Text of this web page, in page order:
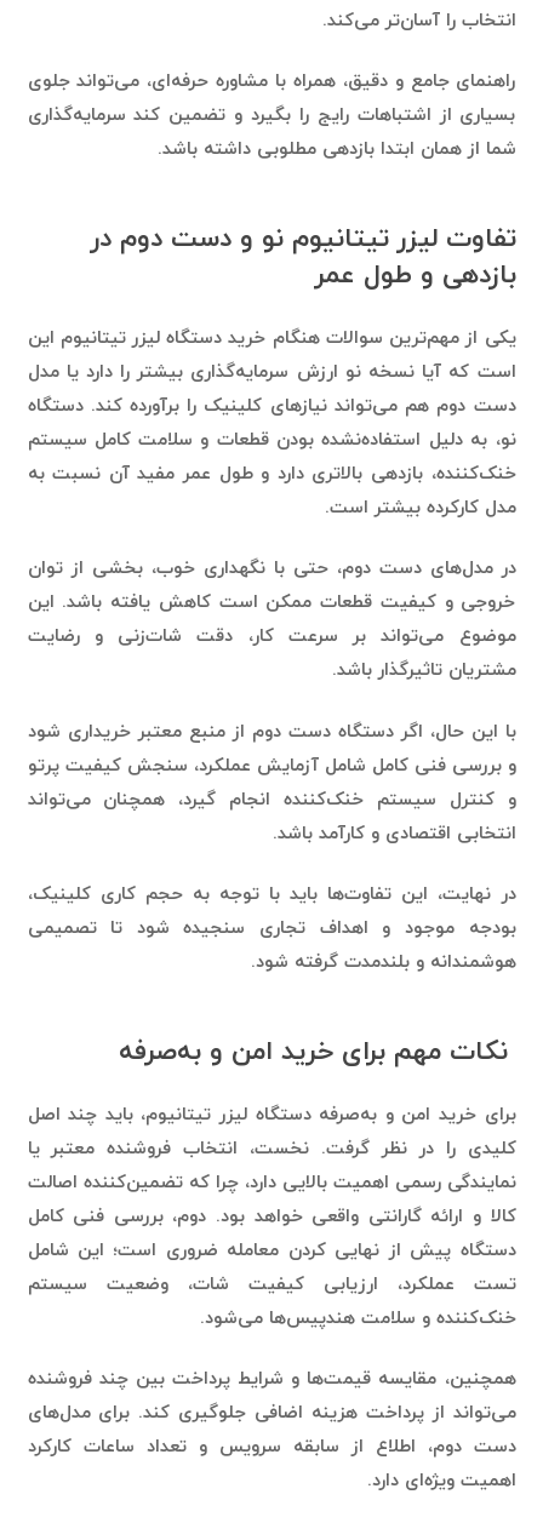
بسیاری از اشتباهات رایج را بگیرد و تضمین کند سرمایه‌گذاری
شما از همان ابتدا بازدهی مطلوبی داشته باشد.
بازدهی و طول عمر
است که آیا نسخه نو ارزش سرمایه‌گذاری بیشتر را دارد یا مدل
دست دوم هم می‌تواند نیازهای کلینیک را برآورده کند. دستگاه
نو، به دلیل استفاده‌نشده بودن قطعات و سلامت کامل سیستم
خنک‌کننده، بازدهی بالاتری دارد و طول عمر مفید آن نسبت به
مدل کارکرده بیشتر است.
خروجی و کیفیت قطعات ممکن است کاهش یافته باشد. این
موضوع می‌تواند بر سرعت کار، دقت شات‌زنی و رضایت
مشتریان تاثیرگذار باشد.
و بررسی فنی کامل شامل آزمایش عملکرد، سنجش کیفیت پرتو
و کنترل سیستم خنک‌کننده انجام گیرد، همچنان می‌تواند
انتخابی اقتصادی و کارآمد باشد.
بودجه موجود و اهداف تجاری سنجیده شود تا تصمیمی
هوشمندانه و بلندمدت گرفته شود.
کلیدی را در نظر گرفت. نخست، انتخاب فروشنده معتبر یا
نمایندگی رسمی اهمیت بالایی دارد، چرا که تضمین‌کننده اصالت
کالا و ارائه گارانتی واقعی خواهد بود. دوم، بررسی فنی کامل
دستگاه پیش از نهایی کردن معامله ضروری است؛ این شامل
تست عملکرد، ارزیابی کیفیت شات، وضعیت سیستم
خنک‌کننده و سلامت هندپیس‌ها می‌شود.
می‌تواند از پرداخت هزینه اضافی جلوگیری کند. برای مدل‌های
دست دوم، اطلاع از سابقه سرویس و تعداد ساعات کارکرد
اهمیت ویژه‌ای دارد.